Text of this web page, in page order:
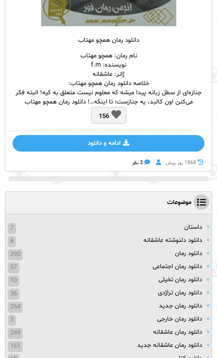
دانلود رمان همچو مهتاب
نام رمان: همچو مهتاب
نویسنده: f.m
ژانر: عاشقانه
خلاصه دانلود رمان همچو مهتاب:
جنازه‌ای از سطل زبانه پیدا میشه که معلوم نیست متعلق به کیه! البته فکر
می‌کنن اون کالبد، یه جنازست؛ تا اینکه…! دانلود رمان همچو مهتاب
156
ادامه و دانلود
1868 روز پيش 3 نظر
موضوعات
داستان
7
دانلود دلنوشته عاشقانه
8
دانلود رمان
290
دانلود رمان اجتماعی
57
دانلود رمان تخیلی
10
دانلود رمان تراژدی
36
دانلود رمان جدید
264
دانلود رمان خارجی
3
دانلود رمان عاشقانه
249
دانلود رمان عاشقانه جدید
161